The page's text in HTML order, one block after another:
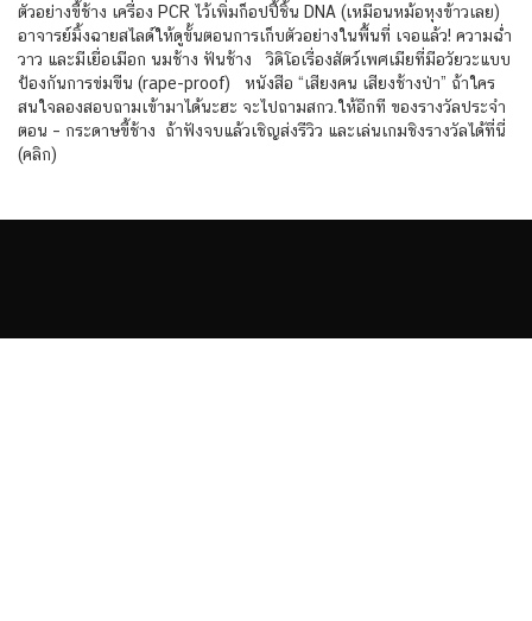
ตัวอย่างขี้ช้าง เครื่อง PCR ไว้เพิ่มก็อปปี้ชิ้น DNA (เหมือนหม้อหุงข้าวเลย)
อาจารย์มิ้งฉายสไลด์ให้ดูขั้นตอนการเก็บตัวอย่างในพื้นที่ เจอแล้ว! ความฉ่ำ
วาว และมีเยื่อเมือก นมช้าง ฟันช้าง วิดิโอเรื่องสัตว์เพศเมียที่มีอวัยวะแบบ
ป้องกันการข่มขืน (rape-proof) หนังสือ “เสียงคน เสียงช้างป่า” ถ้าใคร
สนใจลองสอบถามเข้ามาได้นะฮะ จะไปถามสกว.ให้อีกที ของรางวัลประจำ
ตอน – กระดาษขี้ช้าง ถ้าฟังจบแล้วเชิญส่งรีวิว และเล่นเกมชิงรางวัลได้ที่นี่
(คลิก)